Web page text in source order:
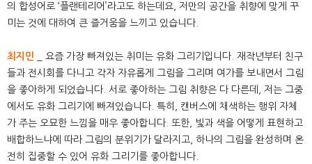
의 합성어로 ‘플랜테리어’라고도 하는데요, 저만의 공간을 취향에 맞게 꾸
미는 것에 대하여 큰 즐거움을 느끼고 있습니다.
최지민
_ 요즘 가장 빠져있는 취미는 유화 그리기입니다. 재작년부터 친구
들과 전시회를 다니고 각자 자유롭게 그림을 그리며 여가를 보내면서 그림
을 좋아하게 되었습니다. 서로 좋아하는 그림 취향은 다 다른데, 저는 그중
에서도 유화 그리기에 빠져있습니다. 특히, 캔버스에 채색하는 행위 자체
가 주는 오묘한 느낌을 매우 좋아합니다. 또한, 빛과 색을 어떻게 표현하고
배합하느냐에 따라 그림의 분위기가 달라지고, 하나의 그림을 완성하며 온
전히 집중할 수 있어 유화 그리기를 좋아합니다.